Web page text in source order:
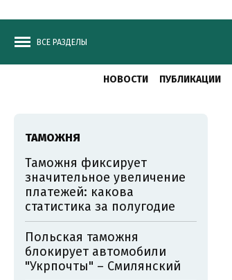
ВСЕ РАЗДЕЛЫ
НОВОСТИ ПУБЛИКАЦИИ
ТАМОЖНЯ
Таможня фиксирует
значительное увеличение
платежей: какова
статистика за полугодие
Польская таможня
блокирует автомобили
"Укрпочты" – Смилянский